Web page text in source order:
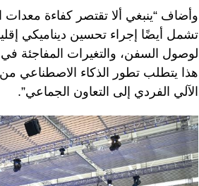
وأضاف “ينبغي ألا تقتصر كفاءة
تشمل أيضًا إجراء تحسين ديناميكي
لوصول السفن، والتغيرات المفاجئة
هذا يتطلب تطور الذكاء الاصطناعي من
الآلي الفردي إلى التعاون الجماعي”.